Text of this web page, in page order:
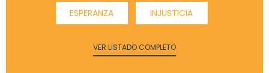
ESPERANZA INJUSTICIA
VER LISTADO COMPLETO